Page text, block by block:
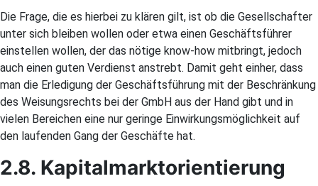
Die Frage, die es hierbei zu klären gilt, ist ob die Gesellschafter
unter sich bleiben wollen oder etwa einen Geschäftsführer
einstellen wollen, der das nötige know-how mitbringt, jedoch
auch einen guten Verdienst anstrebt. Damit geht einher, dass
man die Erledigung der Geschäftsführung mit der Beschränkung
des Weisungsrechts bei der GmbH aus der Hand gibt und in
vielen Bereichen eine nur geringe Einwirkungsmöglichkeit auf
den laufenden Gang der Geschäfte hat.
2.8. Kapitalmarktorientierung